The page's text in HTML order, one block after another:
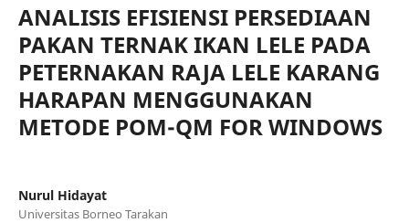
ANALISIS EFISIENSI PERSEDIAAN
PAKAN TERNAK IKAN LELE PADA
PETERNAKAN RAJA LELE KARANG
HARAPAN MENGGUNAKAN
METODE POM-QM FOR WINDOWS
Nurul Hidayat
Universitas Borneo Tarakan